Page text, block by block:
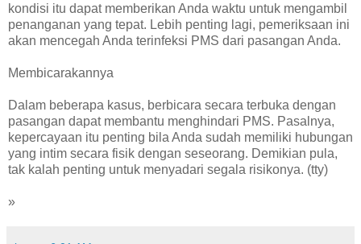
kondisi itu dapat memberikan Anda waktu untuk mengambil
penanganan yang tepat. Lebih penting lagi, pemeriksaan ini
akan mencegah Anda terinfeksi PMS dari pasangan Anda.
Membicarakannya
Dalam beberapa kasus, berbicara secara terbuka dengan
pasangan dapat membantu menghindari PMS. Pasalnya,
kepercayaan itu penting bila Anda sudah memiliki hubungan
yang intim secara fisik dengan seseorang. Demikian pula,
tak kalah penting untuk menyadari segala risikonya. (tty)
»